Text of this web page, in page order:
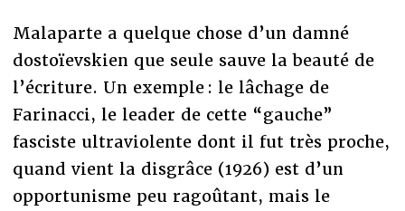
Malaparte a quelque chose d’un damné
dostoïevskien que seule sauve la beauté de
l’écriture. Un exemple : le lâchage de
Farinacci, le leader de cette “gauche”
fasciste ultraviolente dont il fut très proche,
quand vient la disgrâce (1926) est d’un
opportunisme peu ragoûtant, mais le